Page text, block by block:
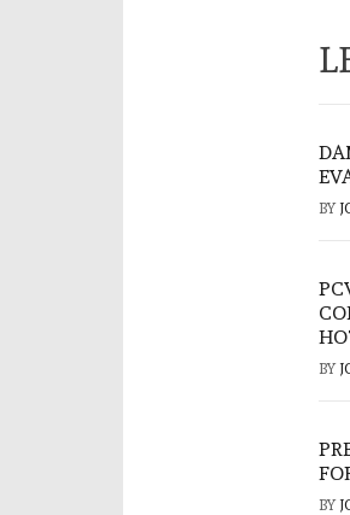
BY
BY
BY